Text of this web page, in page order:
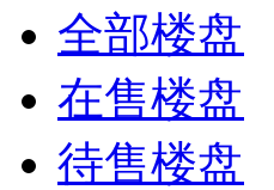
全部楼盘
在售楼盘
待售楼盘